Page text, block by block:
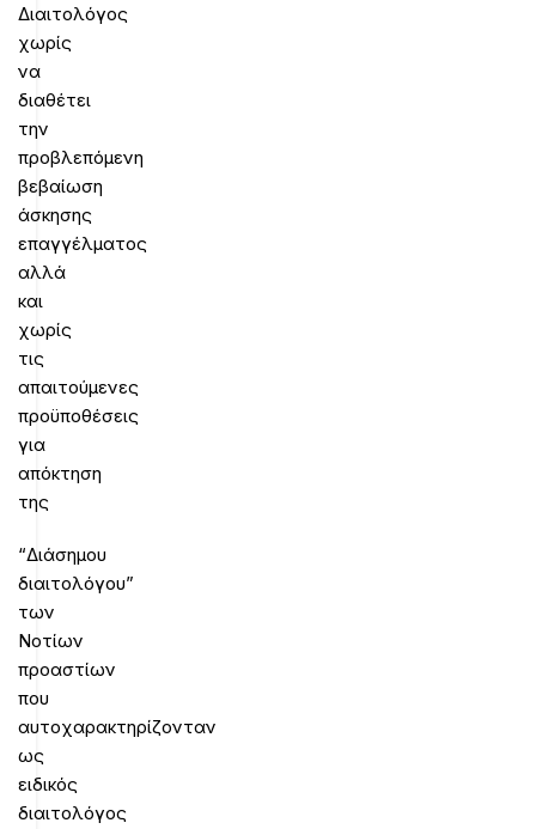
Διαιτολόγος
χωρίς
να
διαθέτει
την
προβλεπόμενη
βεβαίωση
άσκησης
επαγγέλματος
αλλά
και
χωρίς
τις
απαιτούμενες
προϋποθέσεις
για
απόκτηση
της
“Διάσημου
διαιτολόγου”
των
Νοτίων
προαστίων
που
αυτοχαρακτηρίζονταν
ως
ειδικός
διαιτολόγος